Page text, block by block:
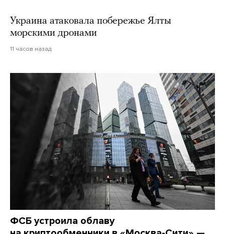
Украина атаковала побережье Ялты
морскими дронами
11 часов назад
ФСБ устроила облаву